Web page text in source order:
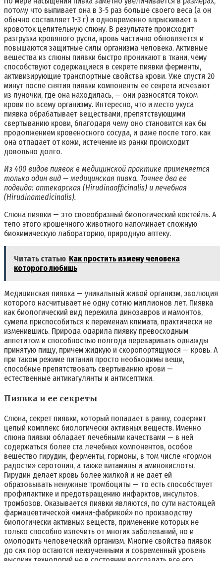
потому что выпивает она в 3-5 раз больше своего веса (а он
обычно составляет 1-3 г) и одновременно впрыскивает в
кровоток целительную слюну. В результате происходит
разгрузка кровяного русла, кровь частично обновляется и
повышаются защитные силы организма человека. Активные
вещества из слюны пиявки быстро проникают в ткани, чему
способствуют содержащиеся в секрете пиявки ферменты,
активизирующие транспортные свойства крови. Уже спустя 20
минут после снятия пиявки компоненты ее секрета исчезают
из луночки, где она находилась, — они разносятся током
крови по всему организму. Интересно, что и место укуса
пиявка обрабатывает веществами, препятствующими
свертыванию крови, благодаря чему оно становится как бы
продолжением кровеносного сосуда, и даже после того, как
она отпадает от кожи, истечение из ранки происходит
довольно долго.
Из 400 видов пиявок в медицинской практике применяется
только один вид — медицинская пивка. Точнее два ее
подвида: аптекарская (Hirudinaofficinalis) и лечебная
(Hirudinamedicinalis).
Слюна пиявки — это своеобразный биологический коктейль. А
тело этого крошечного животного напоминает сложную
биохимическую лабораторию, природную аптеку.
Читать статью Как простить измену человека
которого любишь
Медицинская пиявка — уникальный живой организм, эволюция
которого насчитывает не одну сотню миллионов лет. Пиявка
как биологический вид пережила динозавров и мамонтов,
сумела приспособиться к переменам климата, практически не
изменившись. Природа одарила пиявку превосходным
аппетитом и способностью полгода переваривать однажды
принятую пищу, причем жидкую и скоропортящуюся — кровь. А
при таком режиме питания просто необходимы вещи,
способные препятствовать свертыванию крови —
естественные антикагулянты и антисептики.
Пиявка и ее секреты
Слюна, секрет пиявки, который попадает в ранку, содержит
целый комплекс биологически активных веществ. Именно
слюна пиявки обладает лечебными качествами — в ней
содержаться более ста лечебных компонентов, особое
вещество гирудин, ферменты, гормоны, в том числе «гормон
радости» серотонин, а также витамины и аминокислоты.
Гирудин делает кровь более жилкой и не дает ей
образовывать ненужные тромбоциты — то есть способствует
профилактике и предотвращению инфарктов, инсультов,
тромбозов. Оказывается пиявки являются, по сути настоящей
фармацевтической «мини-фабрикой» по производству
биологически активных веществ, применение которых не
только способно излечить от многих заболеваний, но и
омолодить человеческий организм. Многие свойства пиявок
до сих пор остаются неизученными и современный уровень